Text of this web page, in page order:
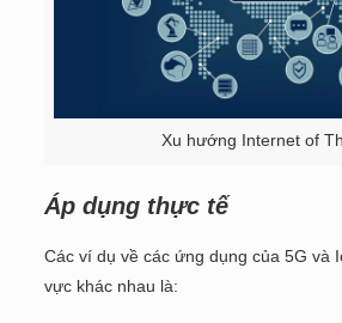
Xu hướng Internet of
Áp dụng thực tế
Các ví dụ về các ứng dụng của 5G và
vực khác nhau là: